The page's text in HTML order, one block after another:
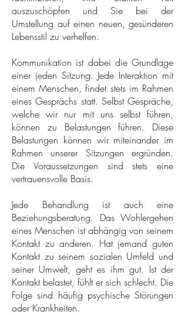
auszuschöpfen und Sie bei der
Umstellung auf einen neuen, gesünderen
Lebensstil zu verhelfen.
Kommunikation ist dabei die Grundlage
einer jeden Sitzung. Jede Interaktion mit
einem Menschen, findet stets im Rahmen
eines Gesprächs statt. Selbst Gespräche,
welche wir nur mit uns selbst führen,
können zu Belastungen führen. Diese
Belastungen können wir miteinander im
Rahmen unserer Sitzungen ergründen.
Die Voraussetzungen sind stets eine
vertrauensvolle Basis.
Jede Behandlung ist auch eine
Beziehungsberatung. Das Wohlergehen
eines Menschen ist abhängig von seinem
Kontakt zu anderen. Hat jemand guten
Kontakt zu seinem sozialen Umfeld und
seiner Umwelt, geht es ihm gut. Ist der
Kontakt belastet, fühlt er sich schlecht. Die
Folge sind häufig psychische Störungen
oder Krankheiten.